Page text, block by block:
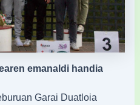
emanaldi handia
Garai Duatloia